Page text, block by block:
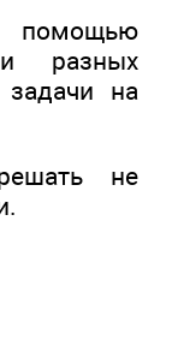
помощью
разных
на
не